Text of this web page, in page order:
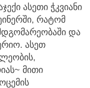
ასეთი ჭკვიანი
რატომ
და
ასეთ
მითი